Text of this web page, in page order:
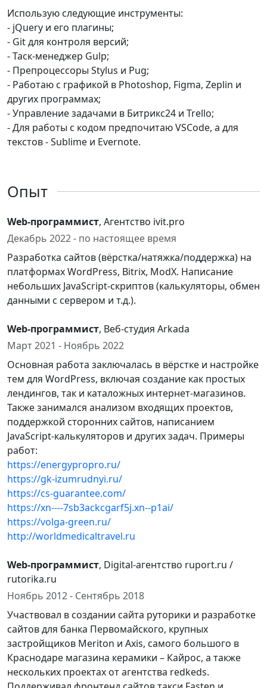
Использую следующие инструменты:
- jQuery и его плагины;
- Git для контроля версий;
- Таск-менеджер Gulp;
- Препроцессоры Stylus и Pug;
- Работаю с графикой в Photoshop, Figma, Zeplin и
других программах;
- Управление задачами в Битрикс24 и Trello;
- Для работы с кодом предпочитаю VSCode, а для
текстов - Sublime и Evernote.
Опыт
Web-программист, Агентство ivit.pro
Декабрь 2022 - по настоящее время
Разработка сайтов (вёрстка/натяжка/поддержка) на
платформах WordPress, Bitrix, ModX. Написание
небольших JavaScript-скриптов (калькуляторы, обмен
данными с сервером и т.д.).
Web-программист, Веб-студия Arkada
Март 2021 - Ноябрь 2022
Основная работа заключалась в вёрстке и настройке
тем для WordPress, включая создание как простых
лендингов, так и каталожных интернет-магазинов.
Также занимался анализом входящих проектов,
поддержкой сторонних сайтов, написанием
JavaScript-калькуляторов и других задач. Примеры
работ:
https://energypropro.ru/
https://gk-izumrudnyi.ru/
https://cs-guarantee.com/
https://xn----7sb3ackcgarf5j.xn--p1ai/
https://volga-green.ru/
http://worldmedicaltravel.ru
Web-программист, Digital-агентство ruport.ru /
rutorika.ru
Ноябрь 2012 - Сентябрь 2018
Участвовал в создании сайта руторики и разработке
сайтов для банка Первомайского, крупных
застройщиков Meriton и Axis, самого большого в
Краснодаре магазина керамики – Кайрос, а также
нескольких проектах от агентства redkeds.